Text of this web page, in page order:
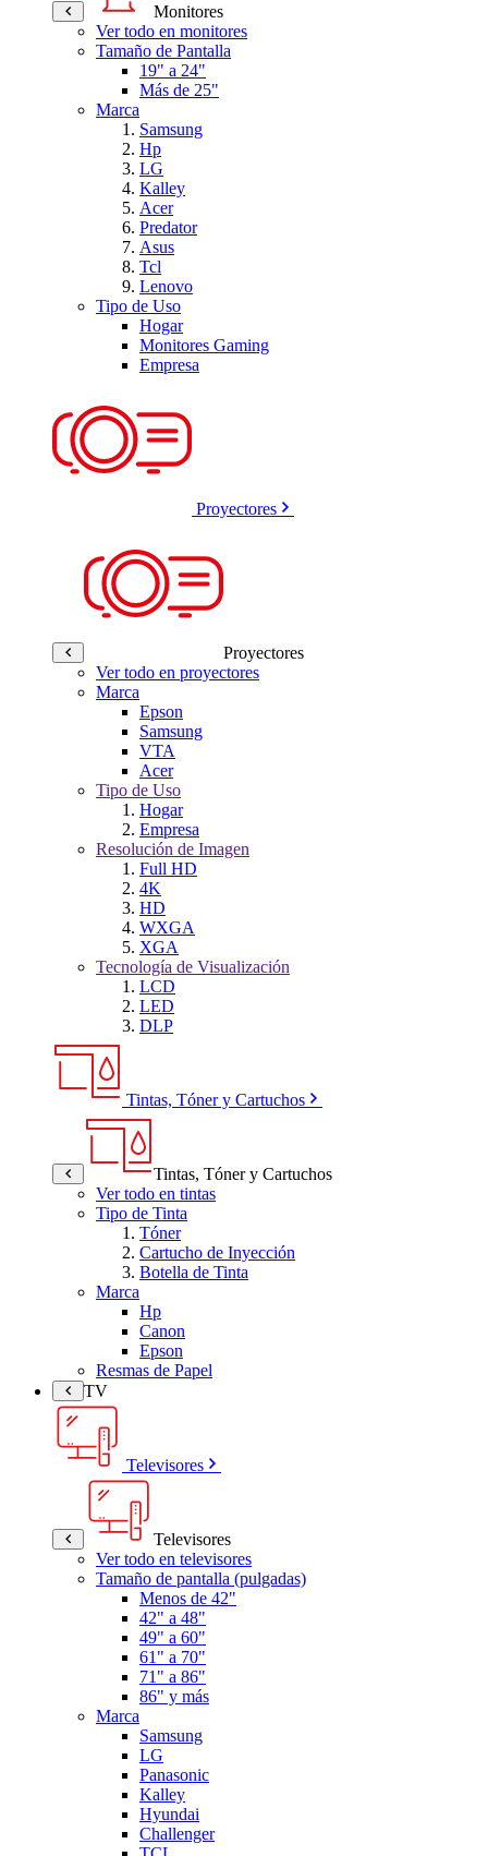
Monitores
Ver todo en monitores
Tamaño de Pantalla
19" a 24"
Más de 25"
Marca
Samsung
Hp
LG
Kalley
Acer
Predator
Asus
Tcl
Lenovo
Tipo de Uso
Hogar
Monitores Gaming
Empresa
Proyectores
Proyectores
Ver todo en proyectores
Marca
Epson
Samsung
VTA
Acer
Tipo de Uso
Hogar
Empresa
Resolución de Imagen
Full HD
4K
HD
WXGA
XGA
Tecnología de Visualización
LCD
LED
DLP
Tintas, Tóner y Cartuchos
Tintas, Tóner y Cartuchos
Ver todo en tintas
Tipo de Tinta
Tóner
Cartucho de Inyección
Botella de Tinta
Marca
Hp
Canon
Epson
Resmas de Papel
TV
Televisores
Televisores
Ver todo en televisores
Tamaño de pantalla (pulgadas)
Menos de 42"
42" a 48"
49" a 60"
61" a 70"
71" a 86"
86" y más
Marca
Samsung
LG
Panasonic
Kalley
Hyundai
Challenger